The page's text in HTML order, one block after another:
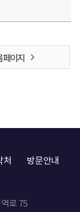
페이지
처
방문안내
로 75